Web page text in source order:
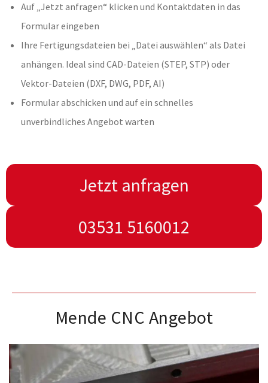
Jetzt anfragen
03531 5160012
Auf „Jetzt anfragen“ klicken und Kontaktdaten in das
Formular eingeben
Ihre Fertigungsdateien bei „Datei auswählen“ als Datei
anhängen. Ideal sind CAD-Dateien (STEP, STP) oder
Vektor-Dateien (DXF, DWG, PDF, AI)
Formular abschicken und auf ein schnelles
unverbindliches Angebot warten
Mende CNC Angebot